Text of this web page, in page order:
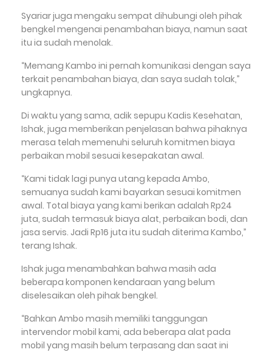
‎Syariar juga mengaku sempat dihubungi oleh pihak
bengkel mengenai penambahan biaya, namun saat
itu ia sudah menolak.
‎“Memang Kambo ini pernah komunikasi dengan saya
terkait penambahan biaya, dan saya sudah tolak,”
ungkapnya.
‎Di waktu yang sama, adik sepupu Kadis Kesehatan,
Ishak, juga memberikan penjelasan bahwa pihaknya
merasa telah memenuhi seluruh komitmen biaya
perbaikan mobil sesuai kesepakatan awal.
‎“Kami tidak lagi punya utang kepada Ambo,
semuanya sudah kami bayarkan sesuai komitmen
awal. Total biaya yang kami berikan adalah Rp24
juta, sudah termasuk biaya alat, perbaikan bodi, dan
jasa servis. Jadi Rp16 juta itu sudah diterima Kambo,”
terang Ishak.
‎Ishak juga menambahkan bahwa masih ada
beberapa komponen kendaraan yang belum
diselesaikan oleh pihak bengkel.
‎“Bahkan Ambo masih memiliki tanggungan
intervendor mobil kami, ada beberapa alat pada
mobil yang masih belum terpasang dan saat ini